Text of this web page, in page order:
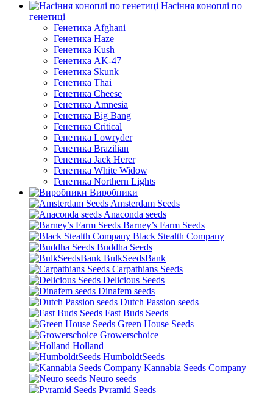
Насіння коноплі по
генетиці
Генетика Afghani
Генетика Haze
Генетика Kush
Генетика AK-47
Генетика Skunk
Генетика Thai
Генетика Cheese
Генетика Amnesia
Генетика Big Bang
Генетика Critical
Генетика Lowryder
Генетика Brazilian
Генетика Jack Herer
Генетика White Widow
Генетика Northern Lights
Виробники
Amsterdam Seeds
Anaconda seeds
Barney’s Farm Seeds
Black Stealth Company
Buddha Seeds
BulkSeedsBank
Carpathians Seeds
Delicious Seeds
Dinafem seeds
Dutch Passion seeds
Fast Buds Seeds
Green House Seeds
Growerschoice
Holland
HumboldtSeeds
Kannabia Seeds Company
Neuro seeds
Pyramid Seeds